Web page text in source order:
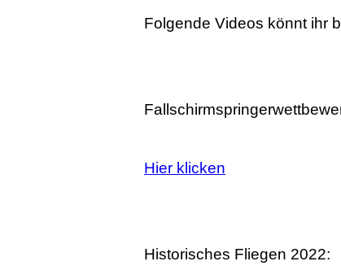
Folgende Videos könnt ihr
Hier klicken
Historisches Fliegen 2022: